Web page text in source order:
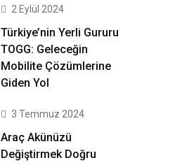
2 Eylül 2024
Türkiye’nin Yerli Gururu
TOGG: Geleceğin
Mobilite Çözümlerine
Giden Yol
3 Temmuz 2024
Araç Akünüzü
Değiştirmek Doğru